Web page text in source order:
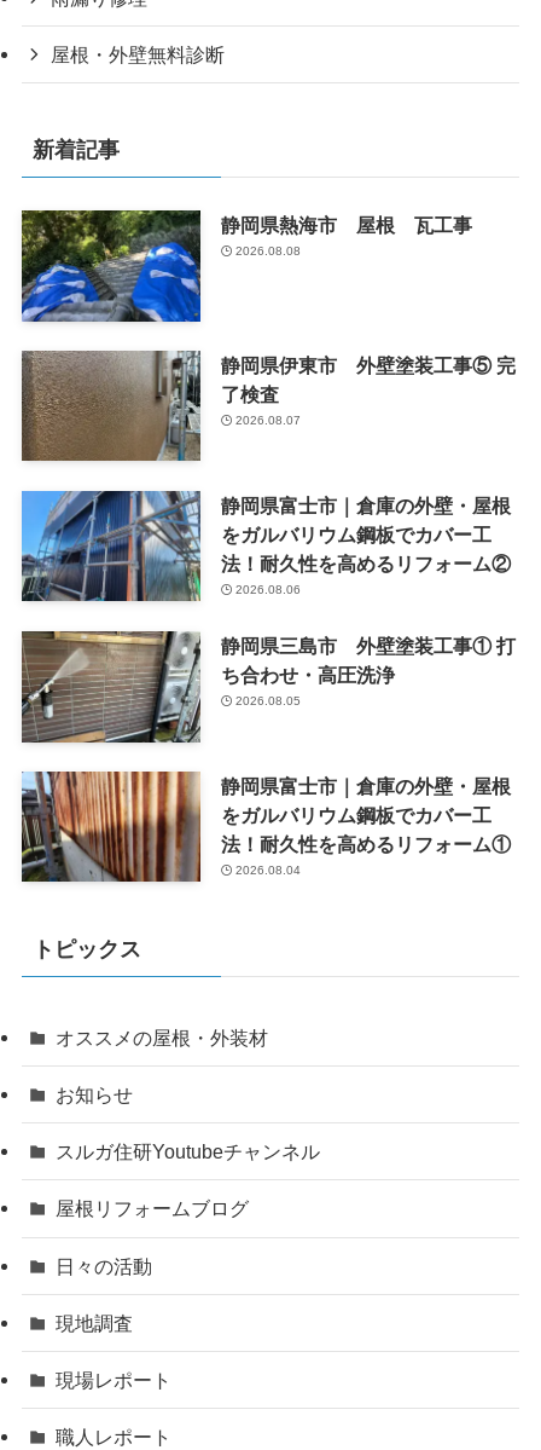
屋根・外壁無料診断
新着記事
静岡県熱海市 屋根 瓦工事
2026.08.08
静岡県伊東市 外壁塗装工事⑤ 完
了検査
2026.08.07
静岡県富士市｜倉庫の外壁・屋根
をガルバリウム鋼板でカバー工
法！耐久性を高めるリフォーム②
2026.08.06
静岡県三島市 外壁塗装工事① 打
ち合わせ・高圧洗浄
2026.08.05
静岡県富士市｜倉庫の外壁・屋根
をガルバリウム鋼板でカバー工
法！耐久性を高めるリフォーム①
2026.08.04
トピックス
オススメの屋根・外装材
お知らせ
スルガ住研Youtubeチャンネル
屋根リフォームブログ
日々の活動
現地調査
現場レポート
職人レポート